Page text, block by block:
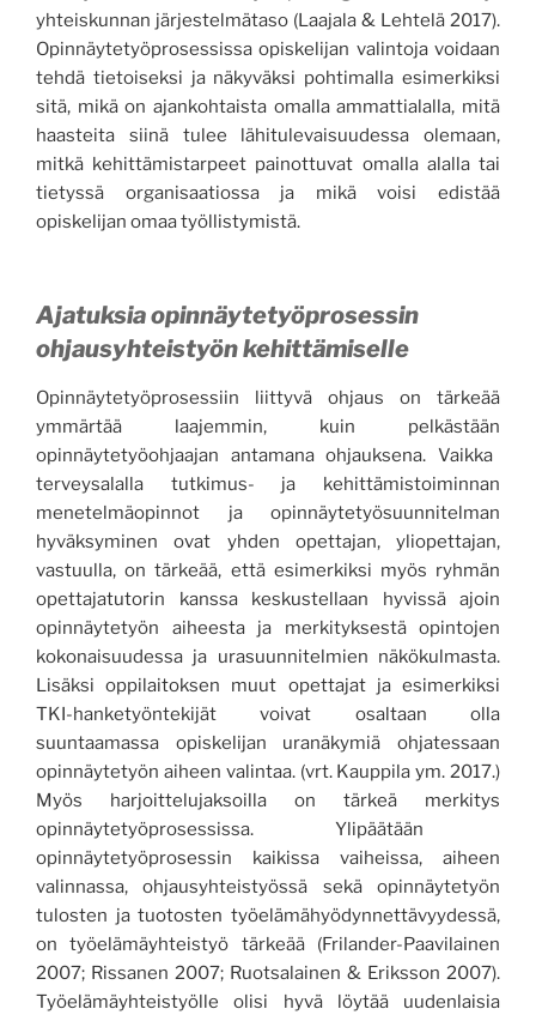
yhteiskunnan järjestelmätaso (Laajala & Lehtelä 2017).
Opinnäytetyöprosessissaopiskelijan valintoja voidaan
tehdä tietoiseksi ja näkyväksi pohtimalla esimerkiksi
sitä, mikä on ajankohtaista omalla ammattialalla, mitä
haasteita siinätulee lähitulevaisuudessa olemaan,
mitkä kehittämistarpeet painottuvat omalla alallatai
tietyssä organisaatiossaja mikä voisi edistää
opiskelijan omaa työllistymistä.
Ajatuksia opinnäytetyöprosessin
ohjausyhteistyön kehittämiselle
Opinnäytetyöprosessiin liittyvä ohjaus on tärkeää
ymmärtää laajemmin, kuin pelkästään
opinnäytetyöohjaajan antamana ohjauksena. Vaikka
terveysalalla tutkimus- ja kehittämistoiminnan
menetelmäopinnot ja opinnäytetyösuunnitelman
hyväksyminen ovat yhden opettajan, yliopettajan,
vastuulla, on tärkeää, että esimerkiksi myös ryhmän
opettajatutorin kanssa keskustellaan hyvissä ajoin
opinnäytetyön aiheesta ja merkityksestä opintojen
kokonaisuudessa ja urasuunnitelmien näkökulmasta.
Lisäksi oppilaitoksen muut opettajat ja esimerkiksi
TKI-hanketyöntekijät voivat osaltaan olla
suuntaamassa opiskelijan uranäkymiä ohjatessaan
opinnäytetyön aiheen valintaa. (vrt. Kauppilaym. 2017.)
Myös
harjoittelujaksoilla on tärkeä merkitys
opinnäytetyöprosessissa. Ylipäätään
opinnäytetyöprosessin kaikissa vaiheissa, aiheen
valinnassa, ohjausyhteistyössä sekä opinnäytetyön
tulosten ja tuotosten työelämähyödynnettävyydessä,
on työelämäyhteistyö tärkeää (Frilander-Paavilainen
2007; Rissanen 2007; Ruotsalainen & Eriksson 2007).
Työelämäyhteistyölle olisi hyvä löytää uudenlaisia